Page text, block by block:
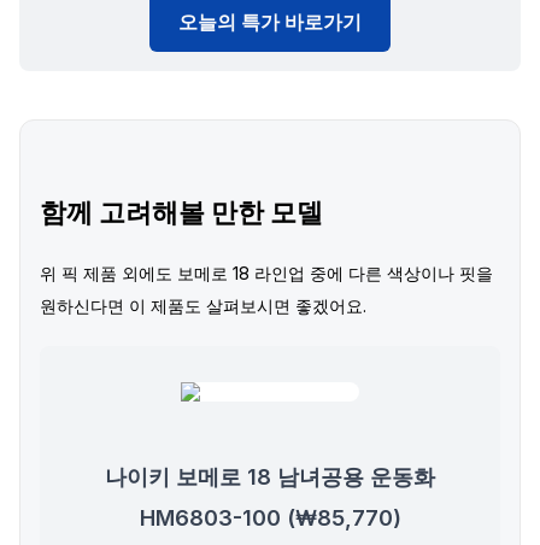
오늘의 특가 바로가기
함께 고려해볼 만한 모델
위 픽 제품 외에도 보메로 18 라인업 중에 다른 색상이나 핏을
원하신다면 이 제품도 살펴보시면 좋겠어요.
나이키 보메로 18 남녀공용 운동화
HM6803-100 (₩85,770)